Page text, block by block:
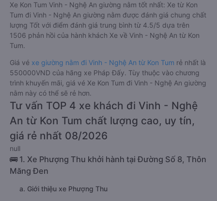
Xe Kon Tum Vinh - Nghệ An giường nằm tốt nhất: Xe từ Kon
Tum đi Vinh - Nghệ An giường nằm được đánh giá chung chất
lượng Tốt với điểm đánh giá trung bình từ 4.5/5 dựa trên
1506 phản hồi của hành khách Xe về Vinh - Nghệ An từ Kon
Tum.
Giá vé xe giường nằm đi Vinh - Nghệ An từ Kon Tum rẻ nhất là
550000VND của hãng xe Pháp Đấy. Tùy thuộc vào chương
trình khuyến mãi, giá vé Xe Kon Tum đi Vinh - Nghệ An giường
nằm này có thể sẽ rẻ hơn.
Tư vấn TOP 4 xe khách đi Vinh - Nghệ
An từ Kon Tum chất lượng cao, uy tín,
giá rẻ nhất 08/2026
null
🚌 1. Xe Phượng Thu khởi hành tại Đường Số 8, Thôn
Măng Đen
a. Giới thiệu xe Phượng Thu